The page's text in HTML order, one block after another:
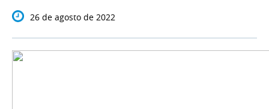
26 de agosto de 2022